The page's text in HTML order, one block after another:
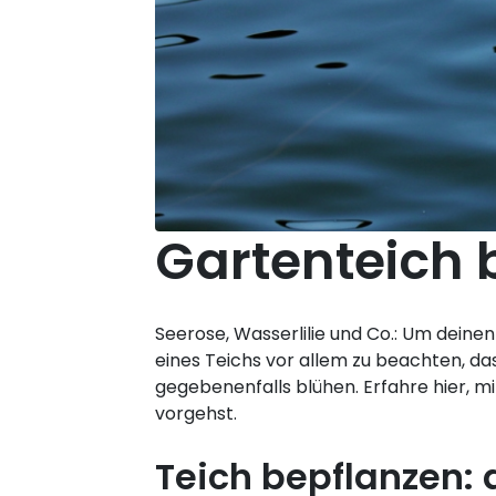
Gartenteich
Seerose, Wasserlilie und Co.: Um
eines Teichs vor allem zu beachten,
gegebenenfalls blühen. Erfahre hier,
vorgehst.
Teich bepflanzen: